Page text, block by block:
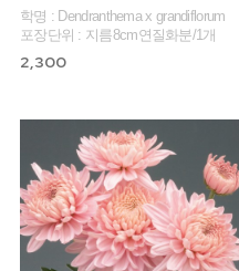
학명 : Dendranthema x grandiflorum
포장단위 : 지름8cm연질화분/1개
2,300